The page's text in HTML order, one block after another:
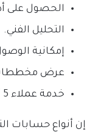
الحصول على
التحليل الفني.
إمكانية
عرض مخططات
خدمة عملاء 5 أيام في الأسبوع.
إن أنواع حسابات